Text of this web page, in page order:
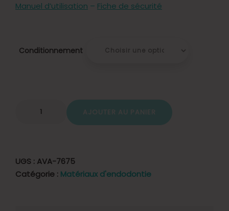
Manuel d’utilisation – Fiche de sécurité
Conditionnement
AJOUTER AU PANIER
UGS : AVA-7675
Catégorie : Matériaux d'endodontie